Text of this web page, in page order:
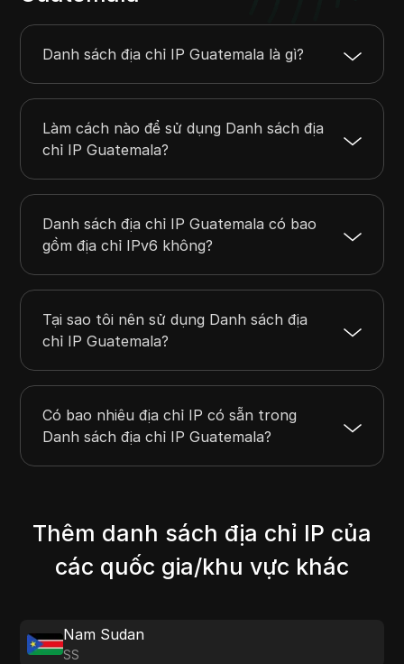
190.148.0.0
190.148.84.255
21760
190.148.86.0
190.149.133.255
77824
190.149.153.0
190.149.255.255 26368
Danh sách địa chỉ IP Guatemala là gì?
Làm cách nào để sử dụng Danh sách địa
chỉ IP Guatemala?
Danh sách địa chỉ IP Guatemala có bao
gồm địa chỉ IPv6 không?
Tại sao tôi nên sử dụng Danh sách địa
chỉ IP Guatemala?
Có bao nhiêu địa chỉ IP có sẵn trong
Danh sách địa chỉ IP Guatemala?
Thêm danh sách địa chỉ IP của
các quốc gia/khu vực khác
Nam Sudan
SS